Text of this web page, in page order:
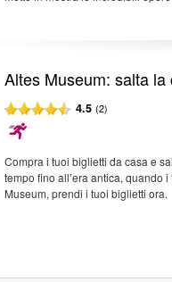
Altes Museum: salta la
4.5 (2)
Compra i tuoi biglietti da casa e
tempo fino all’era antica, quando
Museum, prendi i tuoi biglietti ora.